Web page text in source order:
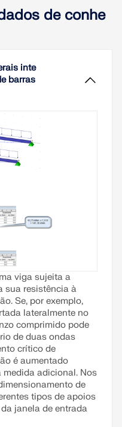
de conhe
inte
barras
viga sujeita a
sua resistência à
Se, por exemplo,
lateralmente no
comprimido pode
de duas ondas
crítico de
é aumentado
adicional. Nos
de
tipos de apoios
janela de entrada